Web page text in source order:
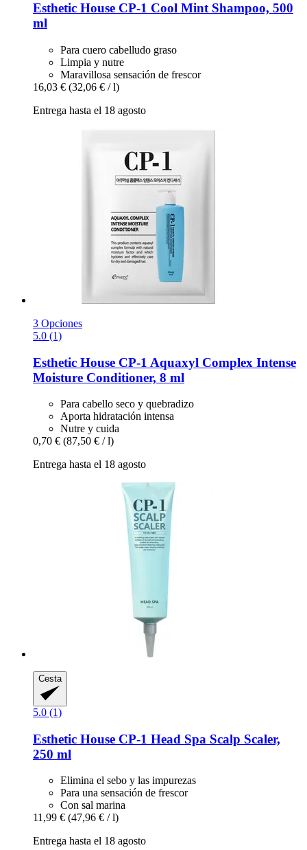
Esthetic House CP-​1 Cool Mint Shampoo, 500
ml
Para cuero cabelludo graso
Limpia y nutre
Maravillosa sensación de frescor
16,03 € (32,06 € / l)
Entrega hasta el 18 agosto
3 Opciones
5.0 (1)
Esthetic House CP-​1 Aquaxyl Complex Intense
Moisture Conditioner, 8 ml
Para cabello seco y quebradizo
Aporta hidratación intensa
Nutre y cuida
0,70 € (87,50 € / l)
Entrega hasta el 18 agosto
Cesta
5.0 (1)
Esthetic House CP-​1 Head Spa Scalp Scaler,
250 ml
Elimina el sebo y las impurezas
Para una sensación de frescor
Con sal marina
11,99 € (47,96 € / l)
Entrega hasta el 18 agosto